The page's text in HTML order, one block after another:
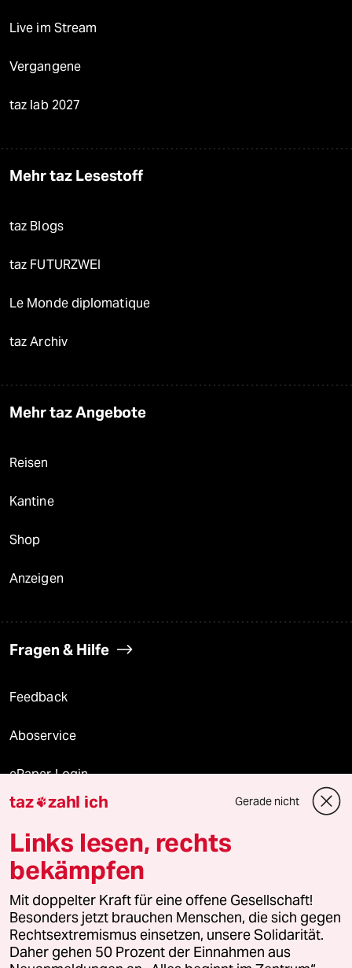
Live im Stream
Vergangene
taz lab 2027
Mehr taz Lesestoff
taz Blogs
taz FUTURZWEI
Le Monde diplomatique
taz Archiv
Mehr taz Angebote
Reisen
Kantine
Shop
Anzeigen
Fragen & Hilfe
Feedback
Aboservice
ePaper Login
Downloads für Abonnierende
© 2026 taz Verlags und Vertriebs GmbH
Alle Rechte vorbehalten. Bei rechtlichen Fragen oder für Genehmigungen
wenden Sie sich bitte an
lizenzen@taz.de
Feedback Redaktionsstatut Kommune-Richtlinien
taz zahl ich Gerade nicht
Links lesen, rechts
bekämpfen
Mit doppelter Kraft für eine offene Gesellschaft!
Besonders jetzt brauchen Menschen, die sich gegen
Rechtsextremismus einsetzen, unsere Solidarität.
Daher gehen 50 Prozent der Einnahmen aus